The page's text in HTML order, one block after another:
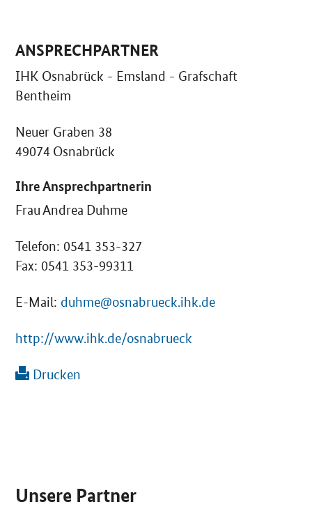
ANSPRECHPARTNER
IHK Osnabrück - Emsland - Grafschaft
Bentheim
Neuer Graben 38
49074 Osnabrück
Ihre Ansprechpartnerin
Frau Andrea Duhme
Telefon: 0541 353-327
Fax: 0541 353-99311
E-Mail: duhme@osnabrueck.ihk.de
http://www.ihk.de/osnabrueck
Drucken
Unsere Partner